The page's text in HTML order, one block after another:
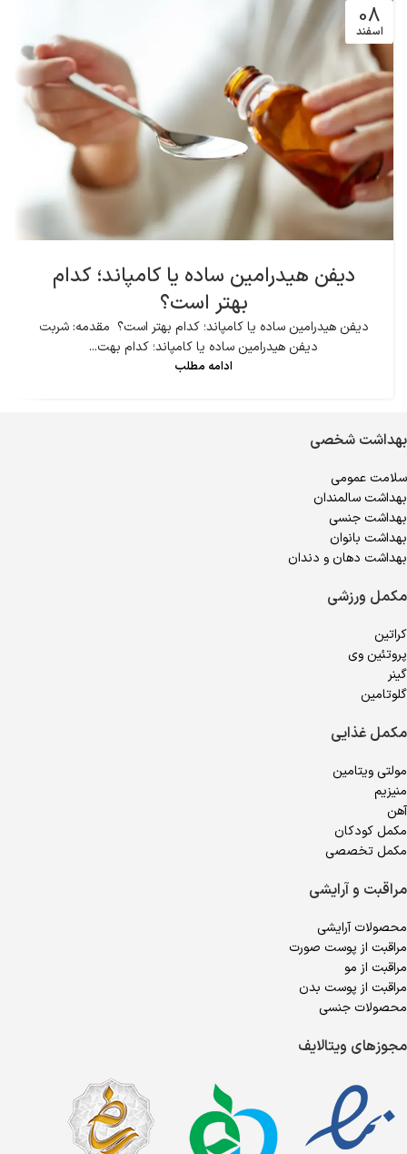
08
اسفند
دیفن هیدرامین ساده یا کامپاند؛ کدام
بهتر است؟
دیفن هیدرامین ساده یا کامپاند؛ کدام بهتر است؟ مقدمه: شربت
دیفن هیدرامین ساده یا کامپاند؛ کدام بهت...
ادامه مطلب
بهداشت شخصی
سلامت عمومی
بهداشت سالمندان
بهداشت جنسی
بهداشت بانوان
بهداشت دهان و دندان
مکمل ورزشی
کراتین
پروتئین وی
گینر
گلوتامین
مکمل غذایی
مولتی ویتامین
منیزیم
آهن
مکمل کودکان
مکمل تخصصی
مراقبت و آرایشی
محصولات آرایشی
مراقبت از پوست صورت
مراقبت از مو
مراقبت از پوست بدن
محصولات جنسی
مجوزهای ویتالایف